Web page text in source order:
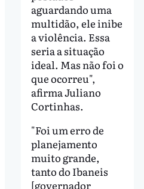
aguardando uma
multidão, ele inibe
a violência. Essa
seria a situação
ideal. Mas não foi o
que ocorreu",
afirma Juliano
Cortinhas.
"Foi um erro de
planejamento
muito grande,
tanto do Ibaneis
[governador